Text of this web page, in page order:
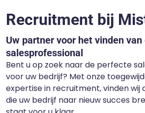
Recruitment bij
Uw partner voor het vinden
salesprofessional
Bent u op zoek naar de perfecte
voor uw bedrijf? Met onze
expertise in recruitment, vinden wij
die uw bedrijf naar nieuw succes